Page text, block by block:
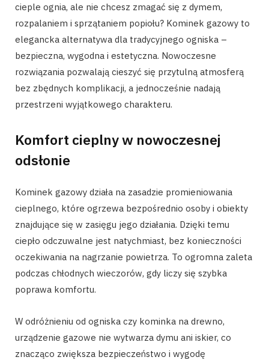
cieple ognia, ale nie chcesz zmagać się z dymem,
rozpalaniem i sprzątaniem popiołu? Kominek gazowy to
elegancka alternatywa dla tradycyjnego ogniska –
bezpieczna, wygodna i estetyczna. Nowoczesne
rozwiązania pozwalają cieszyć się przytulną atmosferą
bez zbędnych komplikacji, a jednocześnie nadają
przestrzeni wyjątkowego charakteru.
Komfort cieplny w nowoczesnej
odsłonie
Kominek gazowy działa na zasadzie promieniowania
cieplnego, które ogrzewa bezpośrednio osoby i obiekty
znajdujące się w zasięgu jego działania. Dzięki temu
ciepło odczuwalne jest natychmiast, bez konieczności
oczekiwania na nagrzanie powietrza. To ogromna zaleta
podczas chłodnych wieczorów, gdy liczy się szybka
poprawa komfortu.
W odróżnieniu od ogniska czy kominka na drewno,
urządzenie gazowe nie wytwarza dymu ani iskier, co
znacząco zwiększa bezpieczeństwo i wygodę